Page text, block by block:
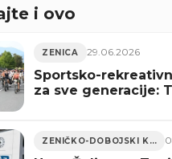
i ovo
ZENICA 29.06.2026
Sportsko-
za sve generacije:
ZENIČKO-DOBOJSKI KANTON